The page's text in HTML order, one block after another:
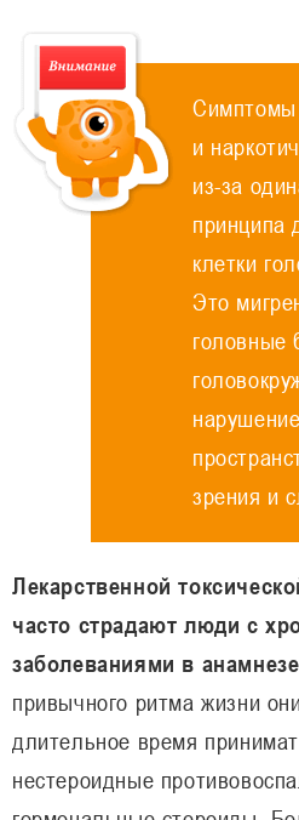
Симптомы
и
из-за
принципа
клетки
Это
головные
зрения и
Лекарственной
часто страдают люди с
заболеваниями в анамнезе
привычного ритма жизни
длительное время
нестероидные